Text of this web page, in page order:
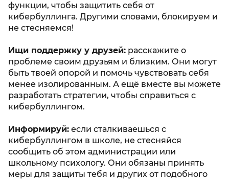
функции, чтобы защитить себя от
кибербуллинга. Другими словами, блокируем и
не стесняемся!
Ищи поддержку у друзей: расскажите о
проблеме своим друзьям и близким. Они могут
быть твоей опорой и помочь чувствовать себя
менее изолированным. А ещё вместе вы можете
разработать стратегии, чтобы справиться с
кибербуллингом.
Информируй: если сталкиваешься с
кибербуллингом в школе, не стесняйся
сообщить об этом администрации или
школьному психологу. Они обязаны принять
меры для защиты тебя и других от подобного